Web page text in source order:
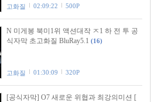
고화질 02:09:22 500P
N 미게봉 북미1위 액션대작 ㅈ1 하 전 투 공
식자막 초고화질 BluRay5.1 (16)
고화질 01:30:09 320P
[공식자막] O7 새로운 위협과 최강의미션 [